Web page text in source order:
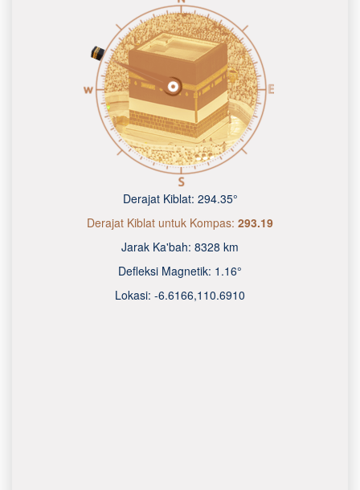
Derajat Kiblat: 294.35°
Derajat Kiblat untuk Kompas: 293.19
Jarak Ka'bah: 8328 km
Defleksi Magnetik: 1.16°
Lokasi: -6.6166,110.6910